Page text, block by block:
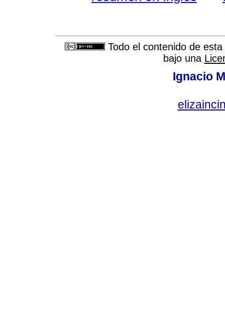
Todo el contenido de
bajo una
Ignacio